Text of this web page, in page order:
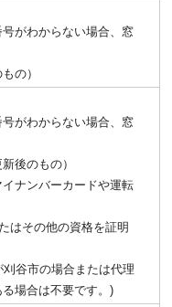
がわからない場合、窓
の）
がわからない場合、窓
後のもの）
ナンバーカードや運転
はその他の資格を証明
谷市の場合または代理
場合は不要です。)